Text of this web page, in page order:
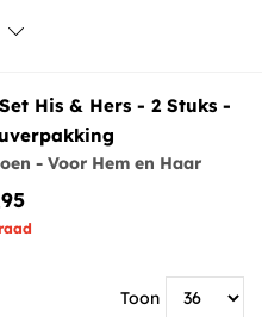
His & Hers - 2 Stuks -
- Voor Hem en Haar
Toon